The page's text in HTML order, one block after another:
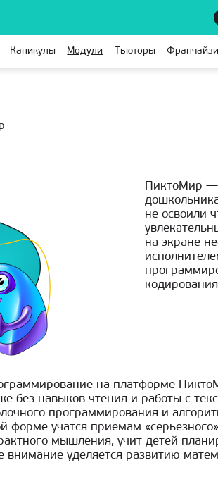
Каникулы Модули Тьюторы
ПиктоМир
не освоили
на экране
на платформе
без навыков чтения и работы с
программирования и
форме учатся приемам
мышления, учит детей
внимание уделяется развитию